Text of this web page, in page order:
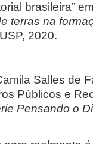
brasileira”
terras na
2020.
Salles de
Públicos e
Pensando o